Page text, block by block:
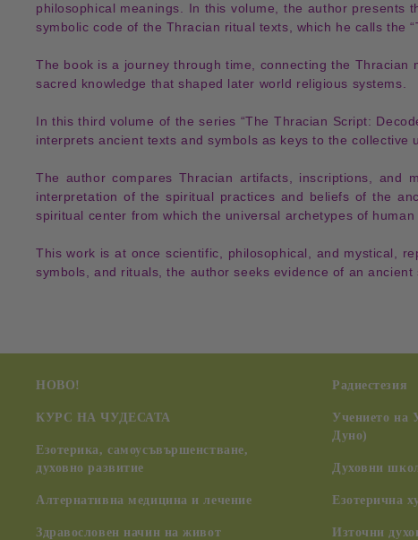
philosophical meanings . In this volume, the author presents
symbolic code of the Thracian ritual texts , which he calls the
The book is a journey through time , connecting the Thracian
sacred knowledge that shaped later world religious systems
In thisthird volume of the series “The Thracian Script:
interpretsancient texts and symbols as keys to the collective
The author compares Thracian artifacts inscriptions , and
interpretation of thespiritual practices and beliefs of the
spiritual center from which the universal archetypes of human
This work is at oncescientific philosophical , and mystical ,
symbols , and rituals , the author seeks evidence of anancient
НОВО!
КУРС НА ЧУДЕСАТА
Езотерика, самоусъвършенстване,
духовно развитие
Алтернативна медицина и лечение
Здравословен начин на живот
Радиестезия
Учението на
Дуно)
Духовни
Езотерична
Източни